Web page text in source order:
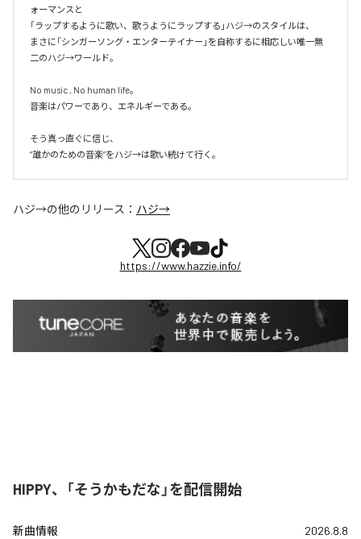
ォーマンスと
「ラップするように歌い、歌うようにラップする」ハジ→のスタイルは、
まさに「シンガーソング・エンターテイナー」を自称するに相応しい唯一無
二のハジ→ワールド。
No music , No human life。
音楽はパワーであり、エネルギーである。
そう真っ直ぐに信じ、
ハジ→の他のリリース： ハジ→
https://www.hazzie.info/
HIPPY、「そうかもだな」を配信開始
新曲情報 2026.8.8